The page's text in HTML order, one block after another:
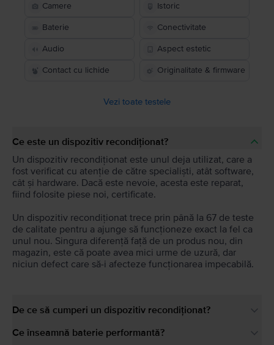
Camere Istoric
Baterie Conectivitate
Audio Aspect estetic
Contact cu lichide Originalitate & firmware
Vezi toate testele
Ce este un dispozitiv recondiționat?
Un dispozitiv recondiționat este unul deja utilizat, care a
fost verificat cu atenție de către specialiști, atât software,
cât și hardware. Dacă este nevoie, acesta este reparat,
fiind folosite piese noi, certificate.
Un dispozitiv recondiționat trece prin până la 67 de teste
de calitate pentru a ajunge să funcționeze exact la fel ca
unul nou. Singura diferență față de un produs nou, din
magazin, este că poate avea mici urme de uzură, dar
niciun defect care să-i afecteze funcționarea impecabilă.
De ce să cumperi un dispozitiv recondiționat?
Ce înseamnă baterie performantă?